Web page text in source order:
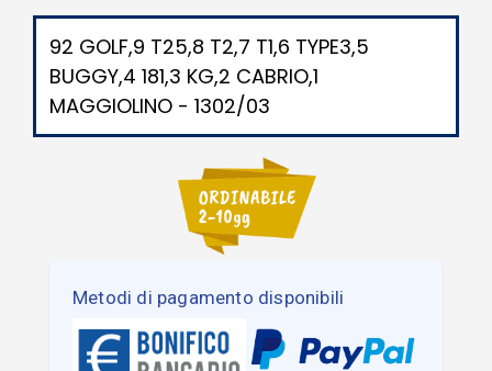
92 GOLF,9 T25,8 T2,7 T1,6 TYPE3,5
BUGGY,4 181,3 KG,2 CABRIO,1
MAGGIOLINO - 1302/03
Metodi di pagamento disponibili